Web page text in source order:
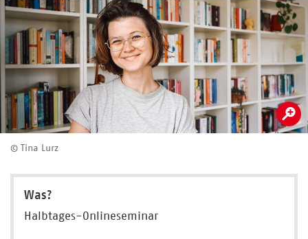
© Tina Lurz
Was?
Halbtages-Onlineseminar